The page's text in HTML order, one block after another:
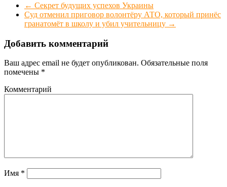
← Секрет будущих успехов Украины
Суд отменил приговор волонтёру АТО, который принёс
гранатомёт в школу и убил учительницу →
Добавить комментарий
Ваш адрес email не будет опубликован. Обязательные поля
помечены *
Комментарий
Имя *